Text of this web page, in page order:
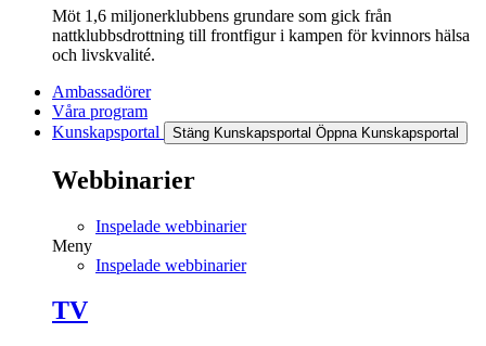
Möt 1,6 miljonerklubbens grundare som gick från
nattklubbsdrottning till frontfigur i kampen för kvinnors hälsa
och livskvalité.
Ambassadörer
Våra program
Kunskapsportal
Stäng Kunskapsportal Öppna Kunskapsportal
Webbinarier
Inspelade webbinarier
Meny
Inspelade webbinarier
TV